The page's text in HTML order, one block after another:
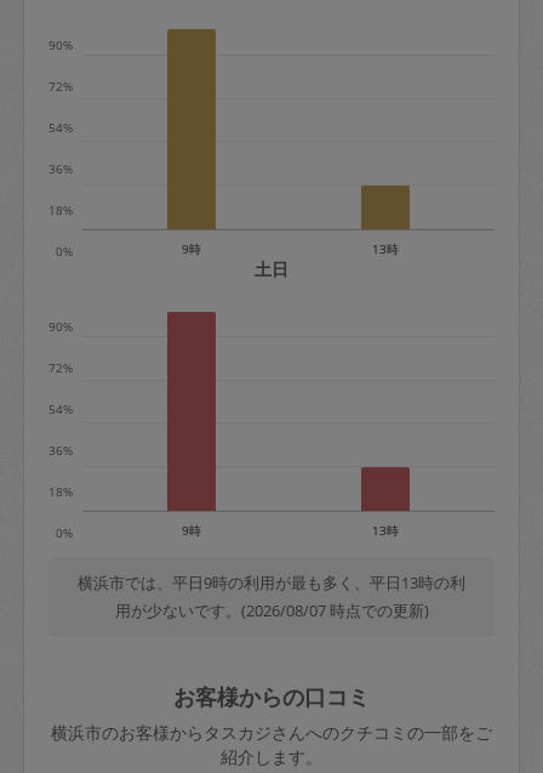
※キャンセル料金の設定について：
0%
18%
36%
54%
72%
90%
9時 13時
土日
0%
18%
36%
54%
72%
90%
9時 13時
横浜市では、平日9時の利用が最も多く、平日13時の利
用が少ないです。(2026/08/07 時点での更新)
お客様からの口コミ
横浜市のお客様からタスカジさんへのクチコミの一部をご
紹介します。